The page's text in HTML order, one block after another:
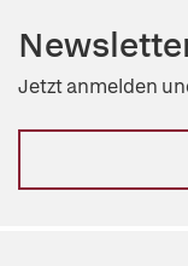
Jetzt anmelden